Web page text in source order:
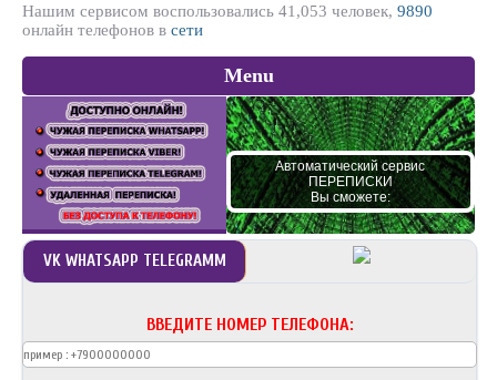
Нашим сервисом воспользовались 41,053 человек, 9890
онлайн телефонов в сети
Menu
Автоматический сервис
ПЕРЕПИСКИ
Вы сможете:
VK WHATSAPP TELEGRAMM
ВВЕДИТЕ НОМЕР ТЕЛЕФОНА: